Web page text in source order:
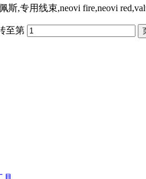
斯,专用线束,neovi fire,neovi
至第